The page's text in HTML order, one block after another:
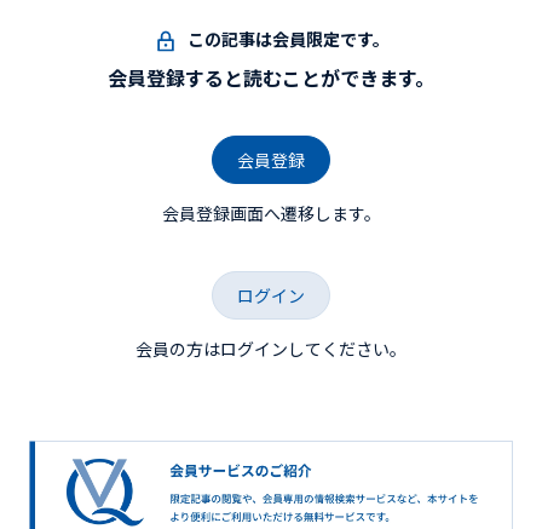
この記事は会員限定です。
会員登録すると読むことができます。
会員登録
会員登録画面へ遷移します。
ログイン
会員の方はログインしてください。